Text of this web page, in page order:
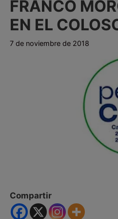
FRANCO
EN EL
7 de noviembre de 2018
Compartir